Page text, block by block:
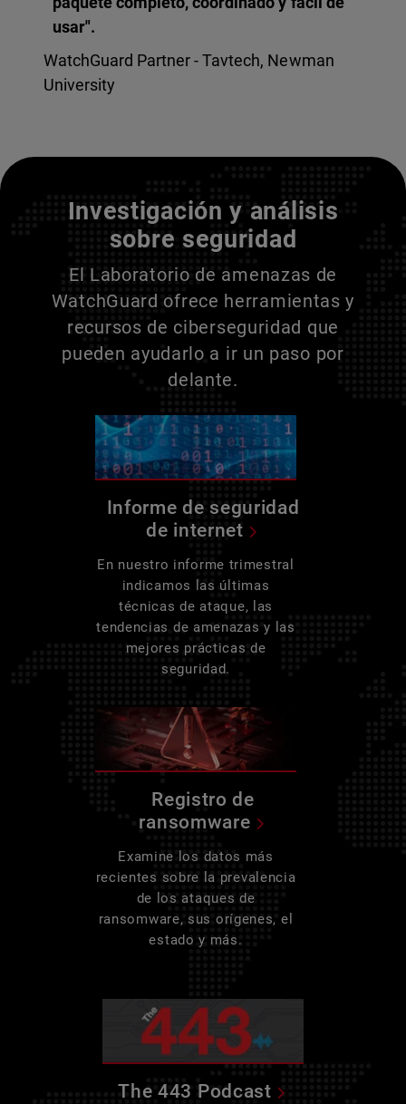
usar".
WatchGuard Partner - Tavtech, Newman
University
Investigación y análisis
sobre seguridad
El Laboratorio de amenazas de
WatchGuard ofrece herramientas y
recursos de ciberseguridad que
pueden ayudarlo a ir un paso por
delante.
Informe de seguridad
de internet
En nuestro informe trimestral
indicamos las últimas
técnicas de ataque, las
tendencias de amenazas y las
mejores prácticas de
seguridad.
Registro de
ransomware
Examine los datos más
recientes sobre la prevalencia
de los ataques de
ransomware, sus orígenes, el
estado y más.
The 443 Podcast